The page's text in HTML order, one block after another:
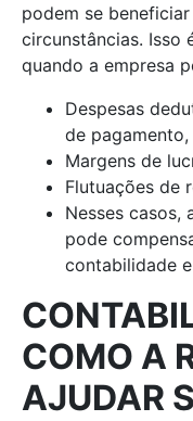
podem se
circunstâncias. Isso
quando a empresa
Despesas
de
Margens de
Flutuações de
Nesses casos,
pode
contabilidade
COMO A
AJUDAR